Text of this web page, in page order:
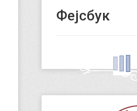
Фејсбук